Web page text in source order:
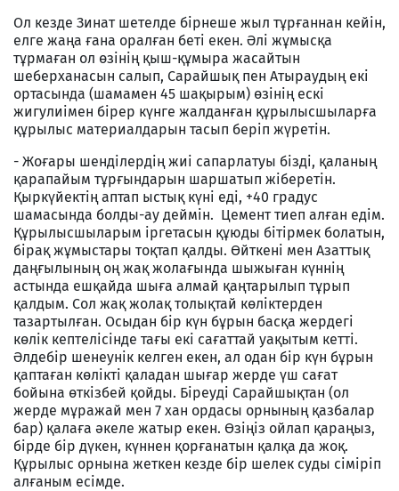
Ол кезде Зинат шетелде бірнеше жыл тұрғаннан кейін,
елге жаңа ғана оралған беті екен. Әлі жұмысқа
тұрмаған ол өзінің қыш-құмыра жасайтын
шеберханасын салып, Сарайшық пен Атыраудың екі
ортасында (шамамен 45 шақырым) өзінің ескі
жигулиімен бірер күнге жалданған құрылысшыларға
құрылыс материалдарын тасып беріп жүретін.
- Жоғары шенділердің жиі сапарлатуы бізді, қаланың
қарапайым тұрғындарын шаршатып жіберетін.
Қыркүйектің аптап ыстық күні еді, +40 градус
шамасында болды-ау деймін. Цемент тиеп алған едім.
Құрылысшыларым іргетасын құюды бітірмек болатын,
бірақ жұмыстары тоқтап қалды. Өйткені мен Азаттық
даңғылының оң жақ жолағында шыжыған күннің
астында ешқайда шыға алмай қаңтарылып тұрып
қалдым. Сол жақ жолақ толықтай көліктерден
тазартылған. Осыдан бір күн бұрын басқа жердегі
көлік кептелісінде тағы екі сағаттай уақытым кетті.
Әлдебір шенеунік келген екен, ал одан бір күн бұрын
қаптаған көлікті қаладан шығар жерде үш сағат
бойына өткізбей қойды. Біреуді Сарайшықтан (ол
жерде мұражай мен 7 хан ордасы орнының қазбалар
бар) қалаға әкеле жатыр екен. Өзіңіз ойлап қараңыз,
бірде бір дүкен, күннен қорғанатын қалқа да жоқ.
Құрылыс орнына жеткен кезде бір шелек суды сіміріп
алғаным есімде.